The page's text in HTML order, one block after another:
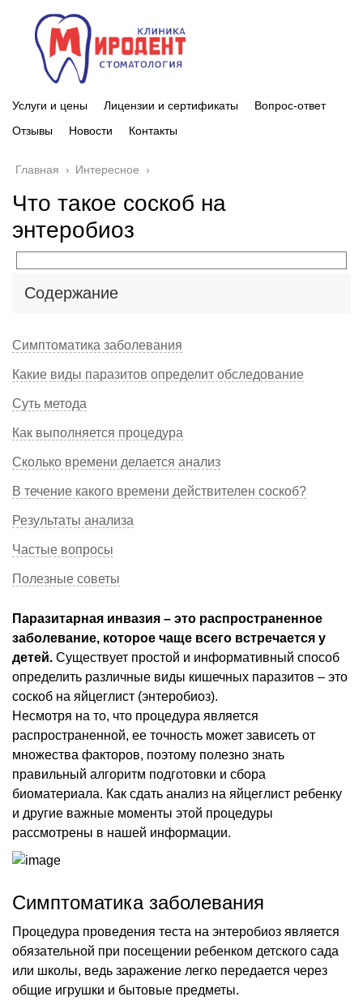
Услуги и цены Лицензии и сертификаты
Вопрос-ответ
Отзывы
Новости Контакты
Главная › Интересное ›
Что такое соскоб на
энтеробиоз
Содержание
Симптоматика заболевания
Какие виды паразитов определит обследование
Суть метода
Как выполняется процедура
Сколько времени делается анализ
В течение какого времени действителен соскоб?
Результаты анализа
Частые вопросы
Полезные советы
Паразитарная инвазия – это распространенное
заболевание, которое чаще всего встречается у
детей. Существует простой и информативный способ
определить различные виды кишечных паразитов – это
соскоб на яйцеглист (энтеробиоз).
Несмотря на то, что процедура является
распространенной, ее точность может зависеть от
множества факторов, поэтому полезно знать
правильный алгоритм подготовки и сбора
биоматериала. Как сдать анализ на яйцеглист ребенку
и другие важные моменты этой процедуры
рассмотрены в нашей информации.
Симптоматика заболевания
Процедура проведения теста на энтеробиоз является
обязательной при посещении ребенком детского сада
или школы, ведь заражение легко передается через
общие игрушки и бытовые предметы.